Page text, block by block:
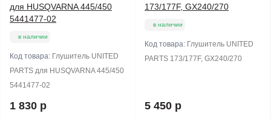
для HUSQVARNA 445/450
5441477-02
в наличии
Код товара: Глушитель UNITED
PARTS для HUSQVARNA 445/450
5441477-02
1 830 р
173/177F, GX240/270
в наличии
Код товара: Глушитель UNITED
PARTS 173/177F, GX240/270
5 450 р